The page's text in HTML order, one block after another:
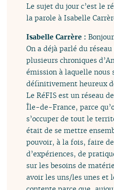
Le sujet du jour c’est le
la parole à Isabelle
Isabelle Carrère :
On a déjà parlé du
plusieurs chroniques
émission à laquelle nous
définitivement heureux
Le RéFIS est un réseau
Île-de-France, parce
s’occuper de tout le
était de se mettre
pouvoir, à la fois, faire
d’expériences, de
sur les besoins de
avoir les uns/les unes et